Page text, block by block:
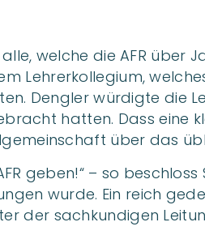
welche die AFR über
Lehrerkollegium,
Dengler würdigte die
hatten. Dass eine
über das
geben!“ – so beschloss
wurde. Ein reich
der sachkundigen